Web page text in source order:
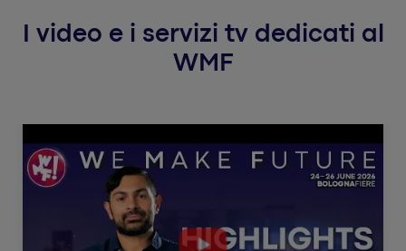
I video e i servizi tv dedicati al
WMF